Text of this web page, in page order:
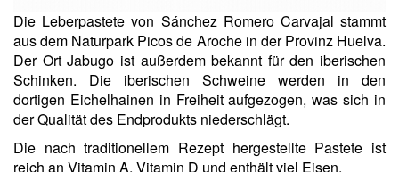
Die Leberpastete von Sánchez Romero Carvajal stammt
aus dem Naturpark Picos de Aroche in der Provinz Huelva.
Der Ort Jabugo ist außerdem bekannt für den iberischen
Schinken. Die iberischen Schweine werden in den
dortigen Eichelhainen in Freiheit aufgezogen, was sich in
der Qualität des Endprodukts niederschlägt.
Die nach traditionellem Rezept hergestellte Pastete ist
reich an Vitamin A, Vitamin D und enthält viel Eisen.